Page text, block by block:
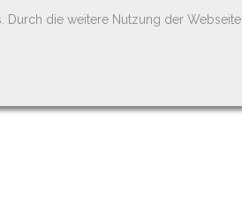
Durch die weitere Nutzung der Webseite